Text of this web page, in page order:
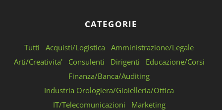
CATEGORIE
Tutti Acquisti/Logistica
Amministrazione/Legale
Arti/Creativita'
Consulenti Dirigenti
Educazione/Corsi
Finanza/Banca/Auditing
Industria Orologiera/Gioielleria/Ottica
IT/Telecomunicazioni
Marketing